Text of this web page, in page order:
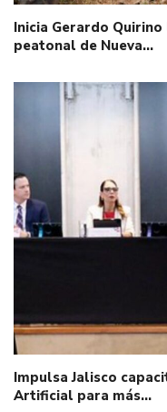
Inicia Gerardo
peatonal de Nueva…
Impulsa Jalisco
Artificial para más…